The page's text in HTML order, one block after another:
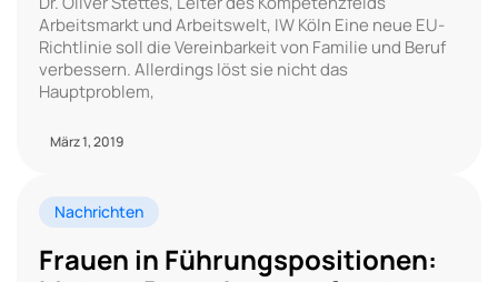
Arbeitsmarkt und Arbeitswelt, IW Köln Eine neue EU-
Richtlinie soll die Vereinbarkeit von Familie und Beruf
verbessern. Allerdings löst sie nicht das
Hauptproblem,
März 1, 2019
Nachrichten
Frauen in Führungspositionen: